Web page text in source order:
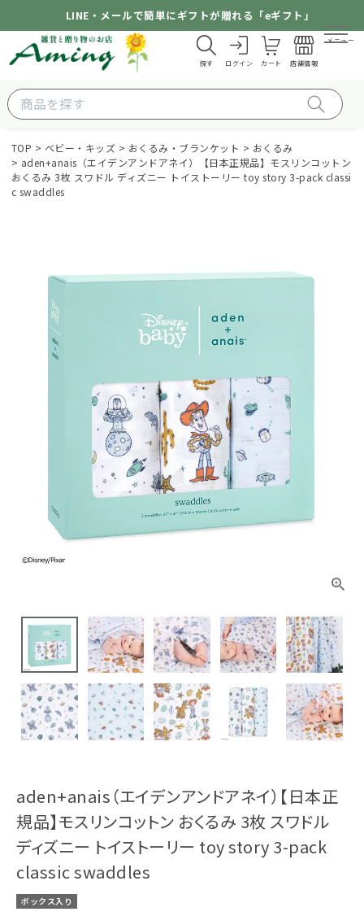
LINE・メールで簡単にギフトが贈れる「eギフト」
探す ログイン カート 店舗情報
メニュー
TOP ベビー・キッズ おくるみ・ブランケット
おくるみ
aden+anais（エイデンアンドアネイ）【日本正規品】モスリンコットン
おくるみ 3枚 スワドル ディズニー トイストーリー toy story 3-pack classi
c swaddles
aden+anais（エイデンアンドアネイ）【日本正
規品】モスリンコットン おくるみ 3枚 スワドル
ディズニー トイストーリー toy story 3-pack
classic swaddles
ボックス入り